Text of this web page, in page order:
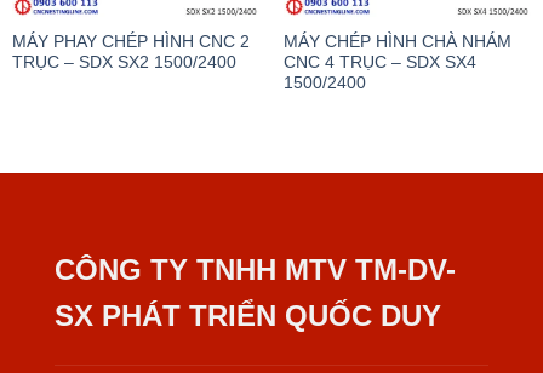
MÁY PHAY CHÉP HÌNH CNC 2
TRỤC – SDX SX2 1500/2400
MÁY CHÉP HÌNH CHÀ NHÁM
CNC 4 TRỤC – SDX SX4
1500/2400
CÔNG TY TNHH MTV TM-DV-
SX PHÁT TRIỂN QUỐC DUY